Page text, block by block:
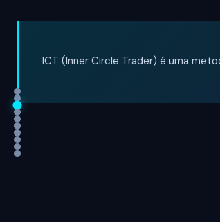
ICT (Inner Circle Trader) é uma